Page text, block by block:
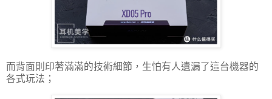
而背面則印著滿滿的技術細節，生怕有人遺漏了這台機器的
各式玩法；